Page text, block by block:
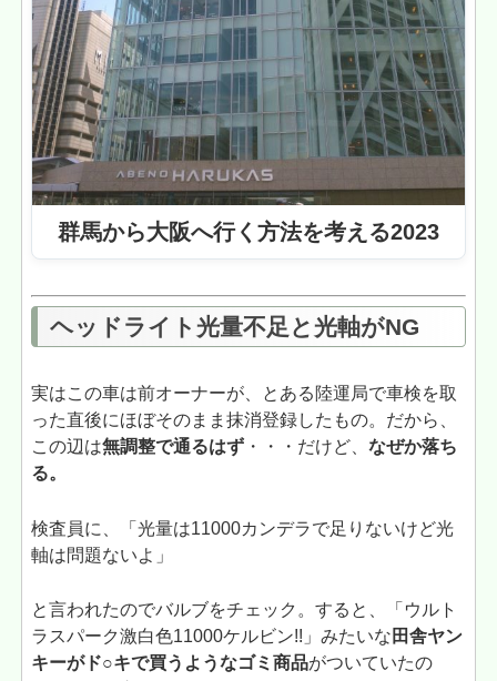
群馬から大阪へ行く方法を考える2023
ヘッドライト光量不足と光軸がNG
実はこの車は前オーナーが、とある陸運局で車検を取
った直後にほぼそのまま抹消登録したもの。だから、
この辺は無調整で通るはず ・・・だけど、なぜか落ち
る。
検査員に、「光量は11000カンデラで足りないけど光
軸は問題ないよ」
と言われたのでバルブをチェック。すると、「ウルト
ラスパーク激白色11000ケルビン!!」みたいな 田舎ヤン
キーがド○キで買うようなゴミ商品がついていたの